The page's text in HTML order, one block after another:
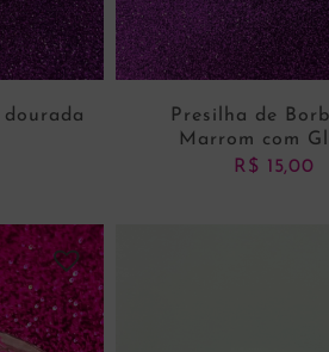
Presilha de
Marrom com
R$ 15,00